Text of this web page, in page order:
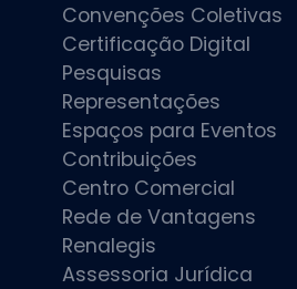
Convenções Coletivas
Certificação Digital
Pesquisas
Representações
Espaços para Eventos
Contribuições
Centro Comercial
Rede de Vantagens
Renalegis
Assessoria Jurídica